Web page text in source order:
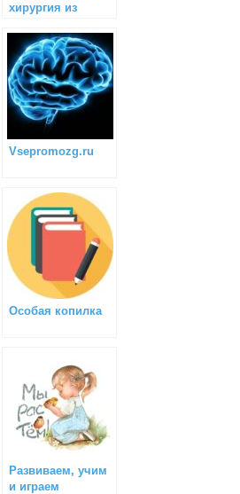
хирургия из
Vsepromozg.ru
Особая копилка
Развиваем, учим
и играем